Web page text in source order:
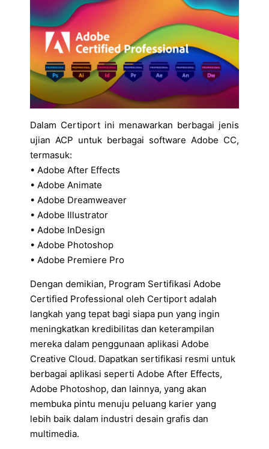
Dalam Certiport ini menawarkan berbagai jenis
ujian ACP untuk berbagai software Adobe CC,
termasuk:
• Adobe After Effects
• Adobe Animate
• Adobe Dreamweaver
• Adobe Illustrator
• Adobe InDesign
• Adobe Photoshop
• Adobe Premiere Pro
Dengan demikian, Program Sertifikasi Adobe
Certified Professional oleh Certiport adalah
langkah yang tepat bagi siapa pun yang ingin
meningkatkan kredibilitas dan keterampilan
mereka dalam penggunaan aplikasi Adobe
Creative Cloud. Dapatkan sertifikasi resmi untuk
berbagai aplikasi seperti Adobe After Effects,
Adobe Photoshop, dan lainnya, yang akan
membuka pintu menuju peluang karier yang
lebih baik dalam industri desain grafis dan
multimedia.